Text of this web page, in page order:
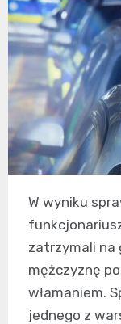
W wyniku
zatrzymali na
mężczyznę
włamaniem.
jednego z